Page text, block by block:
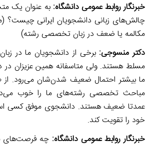
خبرنگار روابط عمومی دانشگاه:به عنوان یک
چالش‌های زبانی دانشجویان ایرانی چیست؟
مکالمه یا ضعف در زبان تخصصی رشته)
دکتر منسوجی: برخی از دانشجویان ما در
مسلط هستند. ولی متاسفانه همین عزیزان
ما بیشتر احتمال ضعیف شدن‌شان می‌رود. از
مباحث تخصصی رشته‌های ما را خوب
عمدتا ضعیف هستند. دانشجوی موفق کسی
خود را تقویت کند.
خبرنگار روابط عمومی دانشگاه: چه فرصت‌های